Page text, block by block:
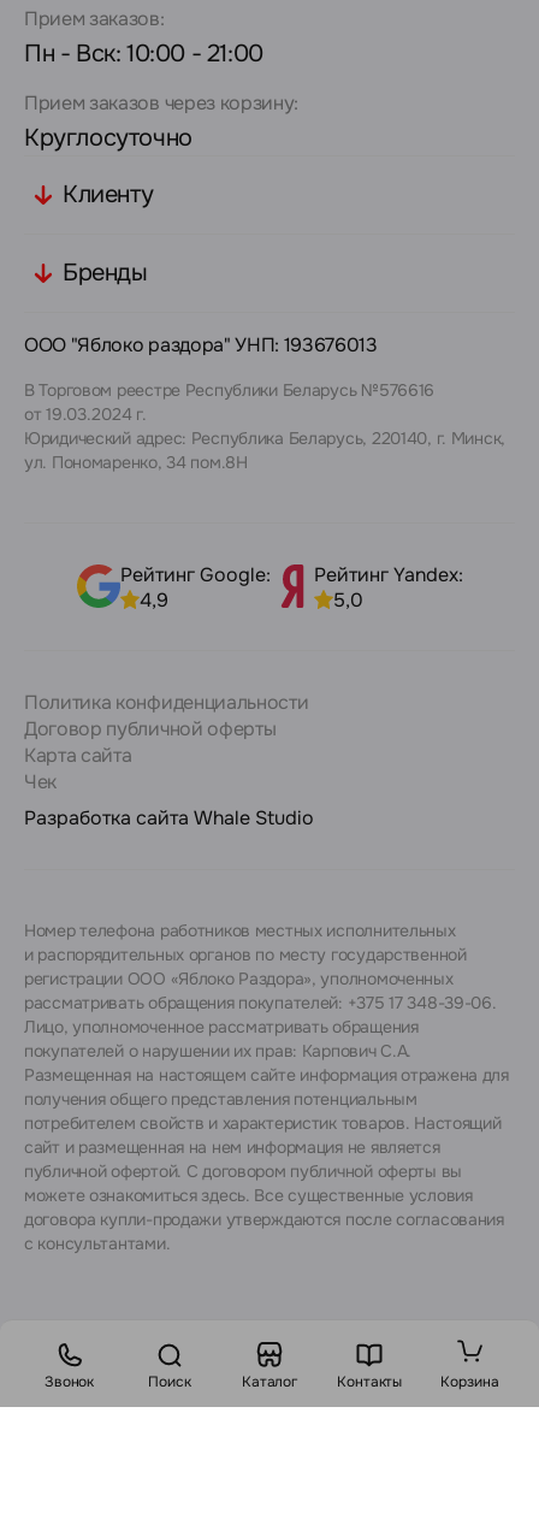
Прием заказов:
Пн - Вск: 10:00 - 21:00
Прием заказов через корзину:
Круглосуточно
Клиенту
Бренды
ООО "Яблоко раздора" УНП: 193676013
В Торговом реестре Республики Беларусь №576616
от 19.03.2024 г.
Юридический адрес: Республика Беларусь, 220140, г. Минск,
ул. Пономаренко, 34 пом.8Н
Рейтинг Google:
4,9
Рейтинг Yandex:
5,0
Политика конфиденциальности
Договор публичной оферты
Карта сайта
Чек
Разработка сайта Whale Studio
Номер телефона работников местных исполнительных
и распорядительных органов по месту государственной
регистрации ООО «Яблоко Раздора», уполномоченных
рассматривать обращения покупателей: +375 17 348-39-06.
Лицо, уполномоченное рассматривать обращения
покупателей о нарушении их прав: Карпович С.А.
Размещенная на настоящем сайте информация отражена для
получения общего представления потенциальным
потребителем свойств и характеристик товаров. Настоящий
сайт и размещенная на нем информация не является
публичной офертой. С договором публичной оферты вы
можете ознакомиться здесь. Все существенные условия
договора купли-продажи утверждаются после согласования
с консультантами.
Звонок Поиск Каталог Контакты Корзина